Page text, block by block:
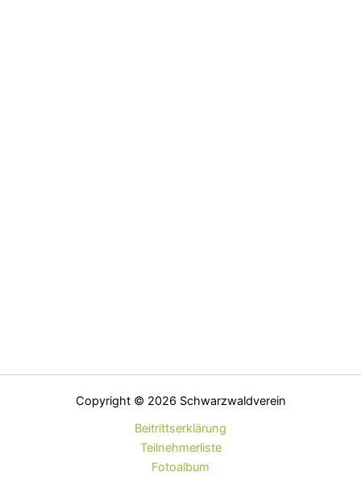
Copyright © 2026 Schwarzwaldverein
Beitrittserklärung
Teilnehmerliste
Fotoalbum